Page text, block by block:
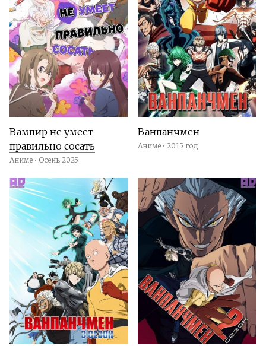
Вампир не умеет
правильно сосать
Аниме • Осень 2025
Ванпанчмен
Аниме • 2015 год